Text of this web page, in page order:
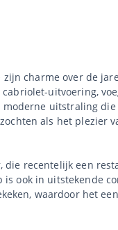
zijn charme over de
uitvoering,
uitstraling
als het plezier
recentelijk een
ook in uitstekende
waardoor het